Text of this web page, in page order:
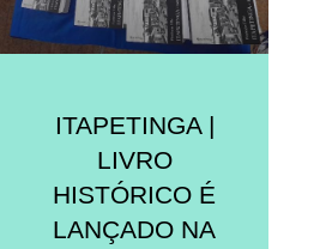
ITAPETINGA |
LIVRO
HISTÓRICO É
LANÇADO NA